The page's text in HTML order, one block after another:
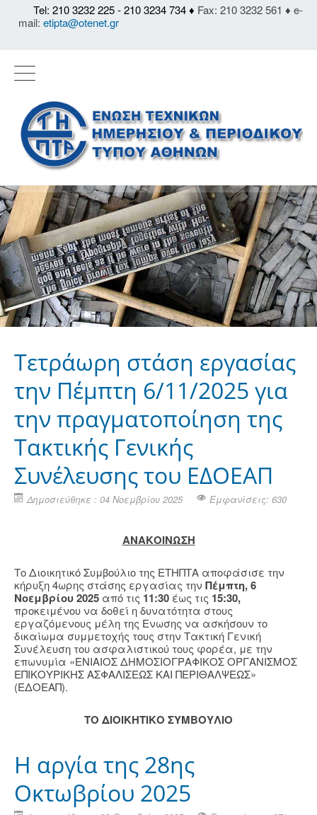
Tel: 210 3232 225 - 210 3234 734 ♦ Fax: 210 3232 561 ♦ e-
mail: etipta@otenet.gr
Τετράωρη στάση εργασίας
την Πέμπτη 6/11/2025 για
την πραγματοποίηση της
Τακτικής Γενικής
Συνέλευσης του ΕΔΟΕΑΠ
Δημοσιεύθηκε : 04 Νοεμβρίου 2025 Εμφανίσεις: 630
AΝΑΚΟΙΝΩΣΗ
Το Διοικητικό Συμβούλιο της ΕΤΗΠΤΑ αποφάσισε την
κήρυξη 4ωρης στάσης εργασίας την Πέμπτη, 6
Νοεμβρίου 2025 από τις 11:30 έως τις 15:30,
προκειμένου να δοθεί η δυνατότητα στους
εργαζόμενους μέλη της Ενωσης να ασκήσουν το
δικαίωμα συμμετοχής τους στην Τακτική Γενική
Συνέλευση του ασφαλιστικού τους φορέα, με την
επωνυμία «ΕΝΙΑΙΟΣ ΔΗΜΟΣΙΟΓΡΑΦΙΚΟΣ ΟΡΓΑΝΙΣΜΟΣ
ΕΠΙΚΟΥΡΙΚΗΣ ΑΣΦΑΛΙΣΕΩΣ ΚΑΙ ΠΕΡΙΘΑΛΨΕΩΣ»
(ΕΔΟΕΑΠ).
ΤΟ ΔΙΟΙΚΗΤΙΚΟ ΣΥΜΒΟΥΛΙΟ
Η αργία της 28ης
Οκτωβρίου 2025